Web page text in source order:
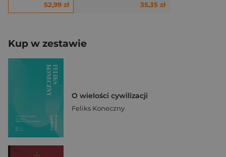
52,99 zł 35,35 zł
Kup w zestawie
O wielości cywilizacji
Feliks Koneczny